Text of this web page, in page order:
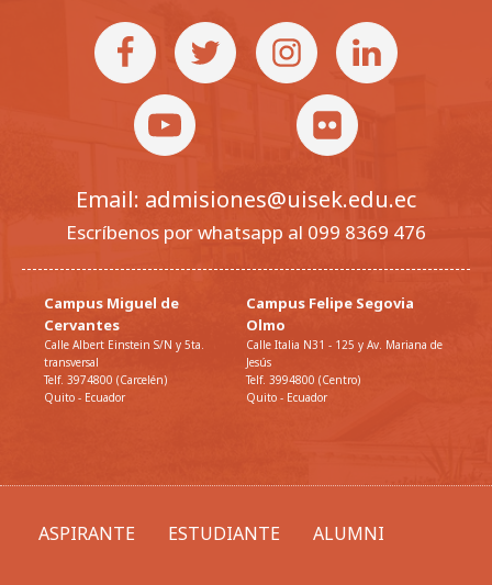
Email: admisiones@uisek.edu.ec
Escríbenos por whatsapp al 099 8369 476
Campus Miguel de
Cervantes
Calle Albert Einstein S/N y 5ta.
transversal
Telf. 3974800 (Carcelén)
Quito - Ecuador
Campus Felipe Segovia
Olmo
Calle Italia N31 - 125 y Av. Mariana de
Jesús
Telf. 3994800 (Centro)
Quito - Ecuador
ASPIRANTE ESTUDIANTE ALUMNI